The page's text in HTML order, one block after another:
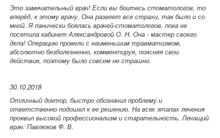
Это замечательный врач! Если вы боитесь стоматологов, то
вперёд, к этому врачу. Она развеет все страхи, так было и со
мной. Я панически боялась врачей-стоматологов, пока не
посетила кабинет Александровой О. Н. Она - мастер своего
дела! Операцию провели с наименьшим травматизмом,
абсолютно безболезненно, комментируя, поясняя свои
действия, поэтому было совсем не страшно.
30.10.2018
Отличный доктор, быстро обозначил проблему и
ответственно подошел к ее решению. На всех этапах лечения
проявил высокий профессионализм и старательность.Лечащий
врач: Павлюков Ф. В.